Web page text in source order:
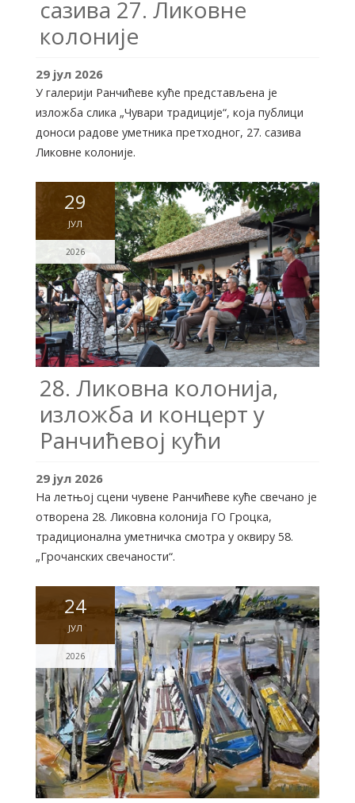
сазива 27. Ликовне
колоније
29 јул 2026
У галерији Ранчићеве куће представљена је
изложба слика „Чувари традиције“, која публици
доноси радове уметника претходног, 27. сазива
Ликовне колоније.
29
ЈУЛ
2026
28. Ликовна колонија,
изложба и концерт у
Ранчићевој кући
29 јул 2026
На летњој сцени чувене Ранчићеве куће свечано је
отворена 28. Ликовна колонија ГО Гроцка,
традиционална уметничка смотра у оквиру 58.
„Грочанских свечаности“.
24
ЈУЛ
2026